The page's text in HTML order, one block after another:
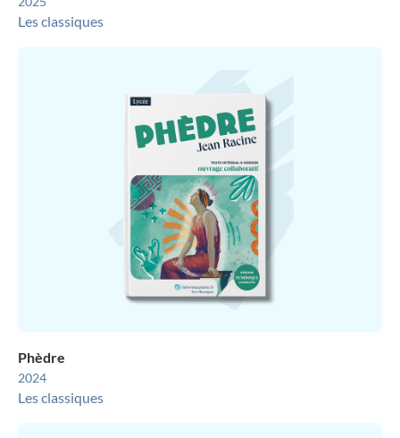
Les classiques
Phèdre
2024
Les classiques